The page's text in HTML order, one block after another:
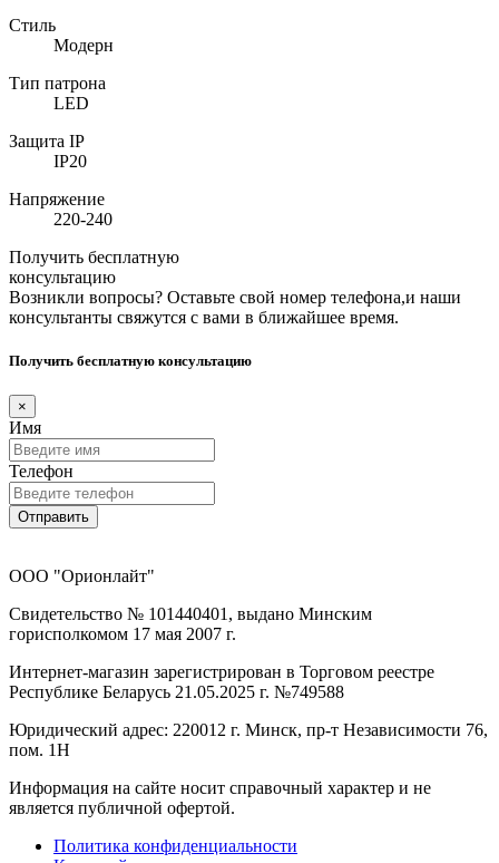
Стиль
Модерн
Тип патрона
LED
Защита IP
IP20
Напряжение
220-240
Получить бесплатную
консультацию
Возникли вопросы? Оставьте свой номер телефона,и наши
консультанты свяжутся с вами в ближайшее время.
Получить бесплатную консультацию
×
Имя
Телефон
Отправить
ООО "Орионлайт"
Свидетельство № 101440401, выдано Минским
горисполкомом 17 мая 2007 г.
Интернет-магазин зарегистрирован в Торговом реестре
Республике Беларусь 21.05.2025 г. №749588
Юридический адрес: 220012 г. Минск, пр-т Независимости 76,
пом. 1Н
Информация на сайте носит справочный характер и не
является публичной офертой.
Политика конфиденциальности